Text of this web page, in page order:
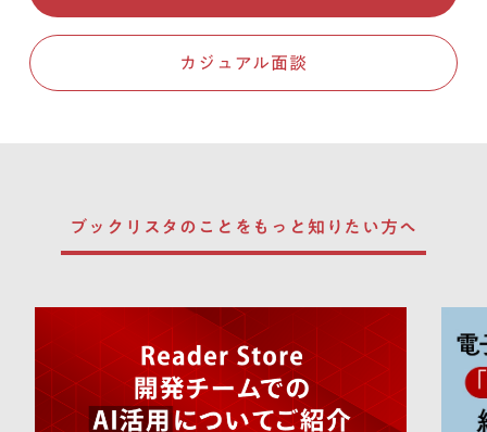
カジュアル面談
ブックリスタのことを もっと知りたい方へ